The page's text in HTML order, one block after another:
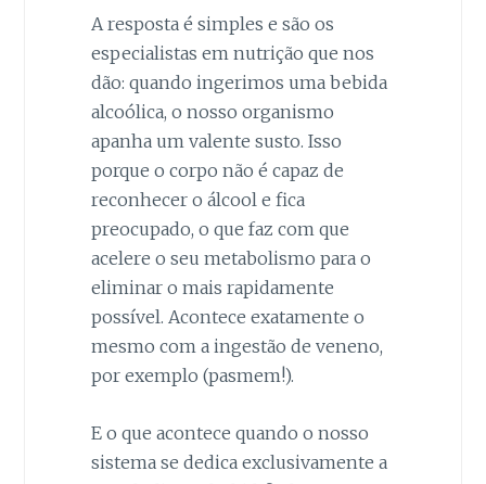
A resposta é simples e são os
especialistas em nutrição que nos
dão: quando ingerimos uma bebida
alcoólica, o nosso organismo
apanha um valente susto. Isso
porque o corpo não é capaz de
reconhecer o álcool e fica
preocupado, o que faz com que
acelere o seu metabolismo para o
eliminar o mais rapidamente
possível. Acontece exatamente o
mesmo com a ingestão de veneno,
por exemplo (pasmem!).
E o que acontece quando o nosso
sistema se dedica exclusivamente a